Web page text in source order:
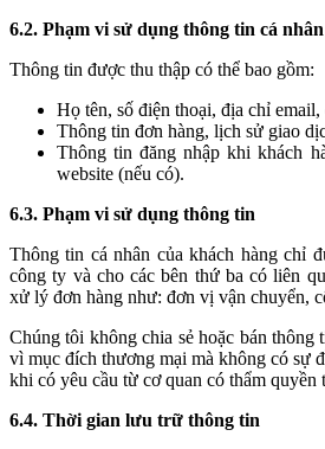
6.2. Phạm vi sử dụng thông tin cá nhân
Thông tin được thu thập có thể bao gồm:
Họ tên, số điện thoại, địa chỉ
Thông tin đơn hàng, lịch sử giao
Thông tin đăng nhập khi khách
website (nếu có).
6.3. Phạm vi sử dụng thông tin
Thông tin cá nhân của khách hàng chỉ
công ty và cho các bên thứ ba có liên
xử lý đơn hàng như: đơn vị vận chuyển,
Chúng tôi không chia sẻ hoặc bán thông
vì mục đích thương mại mà không có sự
khi có yêu cầu từ cơ quan có thẩm quyền
6.4. Thời gian lưu trữ thông tin